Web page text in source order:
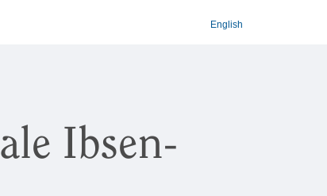
English
Ibsen-